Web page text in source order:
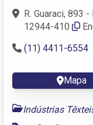
R. Guaraci, 893
12944-410
(11) 4411-6554
Mapa
Indústrias